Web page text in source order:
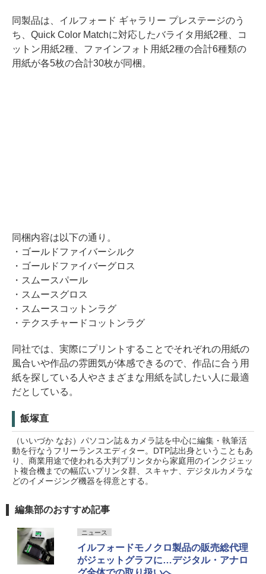
同製品は、イルフォード ギャラリー プレステージのう
ち、Quick Color Matchに対応したバライタ用紙2種、コ
ットン用紙2種、ファインフォト用紙2種の合計6種類の
用紙が各5枚の合計30枚が同梱。
同梱内容は以下の通り。
・ゴールドファイバーシルク
・ゴールドファイバーグロス
・スムースパール
・スムースグロス
・スムースコットンラグ
・テクスチャードコットンラグ
同社では、実際にプリントすることでそれぞれの用紙の
風合いや作品の雰囲気が体感できるので、作品に合う用
紙を探している人やさまざまな用紙を試したい人に最適
だとしている。
飯塚直
（いいづか なお）パソコン誌＆カメラ誌を中心に編集・執筆活
動を行なうフリーランスエディター。DTP誌出身ということもあ
り、商業用途で使われる大判プリンタから家庭用のインクジェッ
ト複合機までの幅広いプリンタ群、スキャナ、デジタルカメラな
どのイメージング機器を得意とする。
編集部のおすすめ記事
ニュース
イルフォードモノクロ製品の販売総代理
がジェットグラフに…デジタル・アナロ